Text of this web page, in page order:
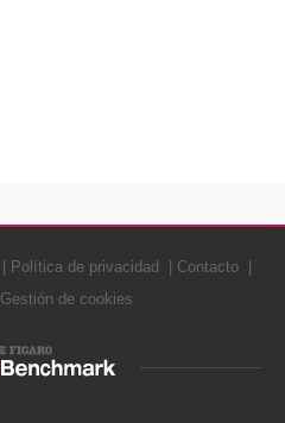
Política de privacidad
Contacto
Gestión de cookies